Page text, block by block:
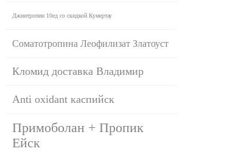
Джинтропин 10ед со скидкой Кумертау
Соматотропина Леофилизат Златоуст
Кломид доставка Владимир
Anti oxidant каспийск
Примоболан + Пропик
Ейск